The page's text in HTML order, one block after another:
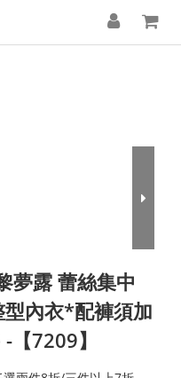
夢露 蕾絲集中
內衣*配褲須加
【7209】